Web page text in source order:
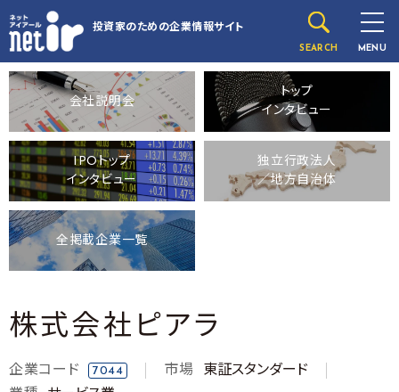
投資家のための企業情報サイト
SEARCH MENU
会社説明会
トップ
インタビュー
IPOトップ
インタビュー
独立行政法人
／地方自治体
全掲載企業一覧
株式会社ピアラ
企業コード 7044 市場
東証スタンダード